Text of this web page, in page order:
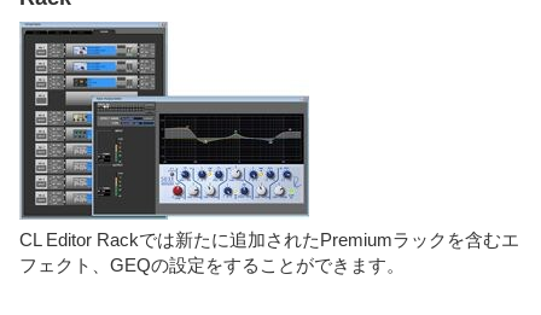
CL Editor Rackでは新たに追加されたPremiumラックを含むエ
フェクト、GEQの設定をすることができます。